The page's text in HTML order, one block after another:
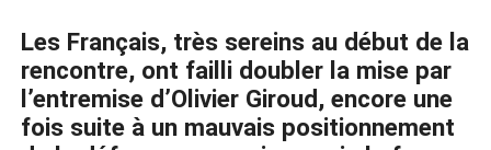
Les Français, très sereins au début de la
rencontre, ont failli doubler la mise par
l’entremise d’Olivier Giroud, encore une
fois suite à un mauvais positionnement